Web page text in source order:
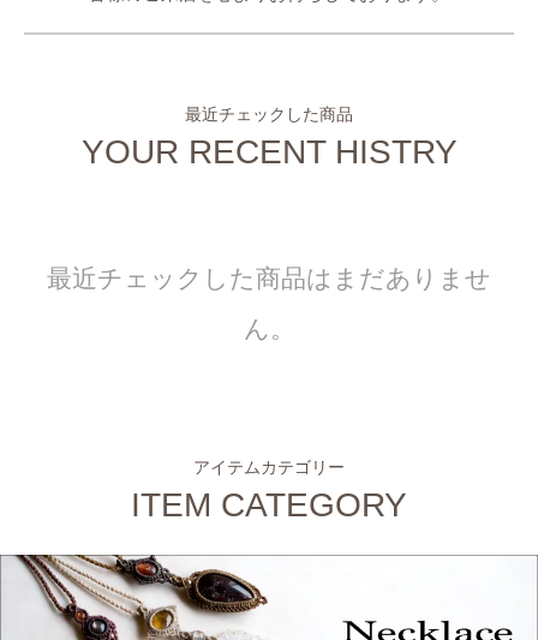
最近チェックした商品
YOUR RECENT HISTRY
最近チェックした商品はまだありませ
ん。
アイテムカテゴリー
ITEM CATEGORY